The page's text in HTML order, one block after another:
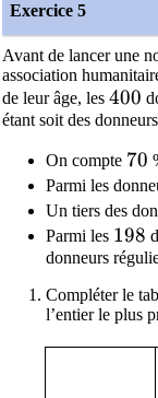
Exercice 5
Avant de lancer une
association
de leur âge, les 400
400
étant soit des
On compte 70
70
Parmi les
Un tiers des
Parmi les 198
198
donneurs
Compléter le
l’entier le plus